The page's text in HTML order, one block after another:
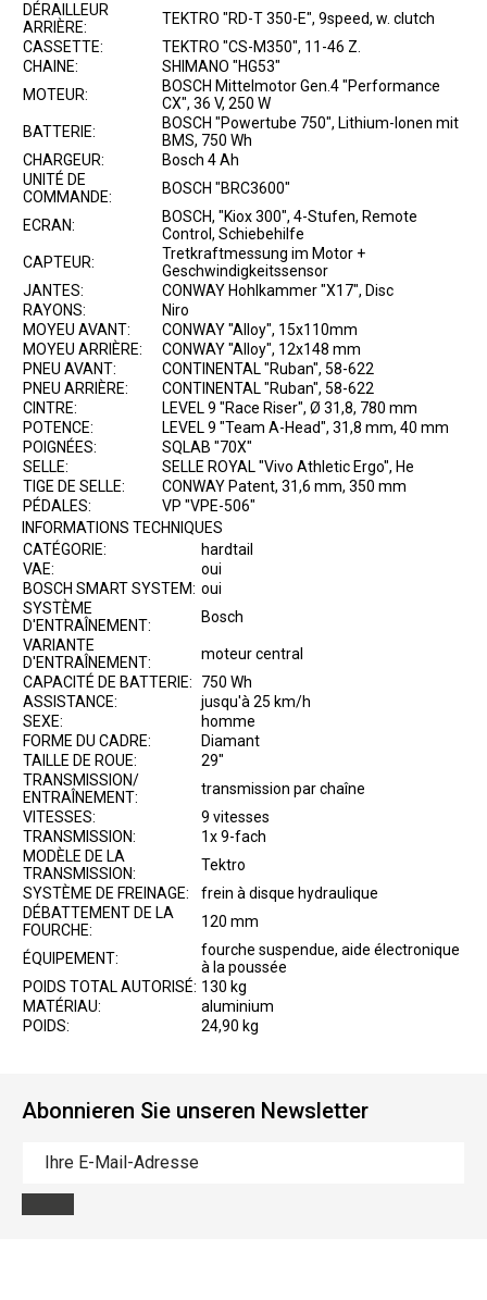
DÉRAILLEUR
ARRIÈRE:
TEKTRO "RD-T 350-E", 9speed, w. clutch
CASSETTE:
TEKTRO "CS-M350", 11-46 Z.
CHAINE:
SHIMANO "HG53"
MOTEUR:
BOSCH Mittelmotor Gen.4 "Performance
CX", 36 V, 250 W
BATTERIE:
BOSCH "Powertube 750", Lithium-Ionen mit
BMS, 750 Wh
CHARGEUR:
Bosch 4 Ah
UNITÉ DE
COMMANDE:
BOSCH "BRC3600"
ECRAN:
BOSCH, "Kiox 300", 4-Stufen, Remote
Control, Schiebehilfe
CAPTEUR:
Tretkraftmessung im Motor +
Geschwindigkeitssensor
JANTES:
CONWAY Hohlkammer "X17", Disc
RAYONS:
Niro
MOYEU AVANT:
CONWAY "Alloy", 15x110mm
MOYEU ARRIÈRE:
CONWAY "Alloy", 12x148 mm
PNEU AVANT:
CONTINENTAL "Ruban", 58-622
PNEU ARRIÈRE:
CONTINENTAL "Ruban", 58-622
CINTRE:
LEVEL 9 "Race Riser", Ø 31,8, 780 mm
POTENCE:
LEVEL 9 "Team A-Head", 31,8 mm, 40 mm
POIGNÉES:
SQLAB "70X"
SELLE:
SELLE ROYAL "Vivo Athletic Ergo", He
TIGE DE SELLE:
CONWAY Patent, 31,6 mm, 350 mm
PÉDALES:
VP "VPE-506"
INFORMATIONS TECHNIQUES
CATÉGORIE:
hardtail
VAE:
oui
BOSCH SMART SYSTEM: oui
SYSTÈME
D'ENTRAÎNEMENT:
Bosch
VARIANTE
D'ENTRAÎNEMENT:
moteur central
CAPACITÉ DE BATTERIE:
750 Wh
ASSISTANCE:
jusqu'à 25 km/h
SEXE:
homme
FORME DU CADRE:
Diamant
TAILLE DE ROUE:
29"
TRANSMISSION/
ENTRAÎNEMENT:
transmission par chaîne
VITESSES:
9 vitesses
TRANSMISSION:
1x 9-fach
MODÈLE DE LA
TRANSMISSION:
Tektro
SYSTÈME DE FREINAGE:
frein à disque hydraulique
DÉBATTEMENT DE LA
FOURCHE:
120 mm
ÉQUIPEMENT:
fourche suspendue, aide électronique
à la poussée
POIDS TOTAL AUTORISÉ: 130 kg
MATÉRIAU:
aluminium
POIDS:
24,90 kg
Abonnieren Sie unseren Newsletter